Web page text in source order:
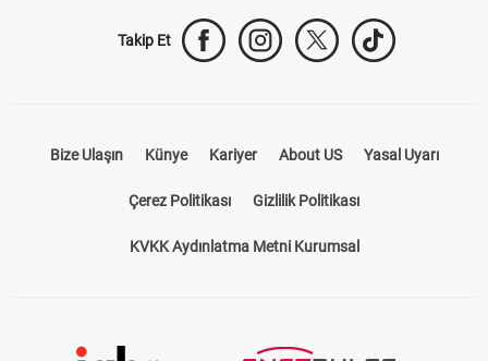
Takip Et
Bize Ulaşın Künye Kariyer About US Yasal Uyarı
Çerez Politikası Gizlilik Politikası
KVKK Aydınlatma Metni Kurumsal